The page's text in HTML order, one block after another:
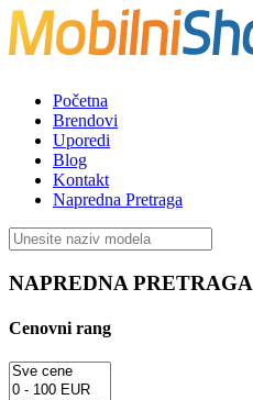
Početna
Brendovi
Uporedi
Blog
Kontakt
Napredna Pretraga
NAPREDNA PRETRAGA
Cenovni rang